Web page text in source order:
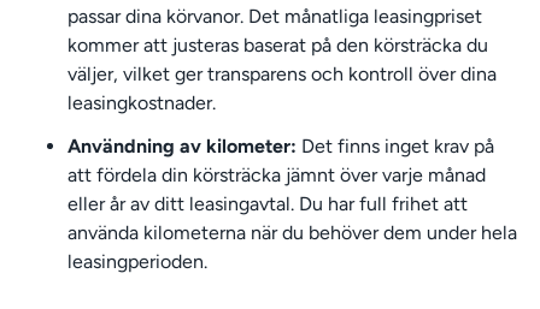
passar dina körvanor. Det månatliga leasingpriset
kommer att justeras baserat på den körsträcka du
väljer, vilket ger transparens och kontroll över dina
leasingkostnader.
Användning av kilometer: Det finns inget krav på
att fördela din körsträcka jämnt över varje månad
eller år av ditt leasingavtal. Du har full frihet att
använda kilometerna när du behöver dem under hela
leasingperioden.